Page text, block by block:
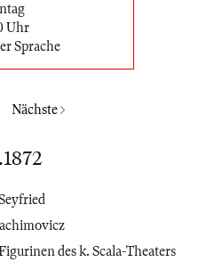
Uhr
Sprache
Nächste
des k. Scala-Theaters